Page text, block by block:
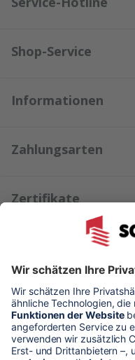
Shop-Service
Informationen
Zahlungsarten
Zertifikate
Kundenmeinungen